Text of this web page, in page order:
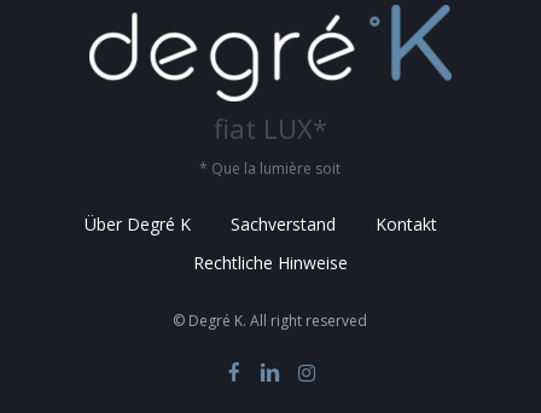
fiat LUX*
* Que la lumière soit
Über Degré K Sachverstand
Kontakt
Rechtliche Hinweise
© Degré K. All right reserved
facebook
linkedininstagram